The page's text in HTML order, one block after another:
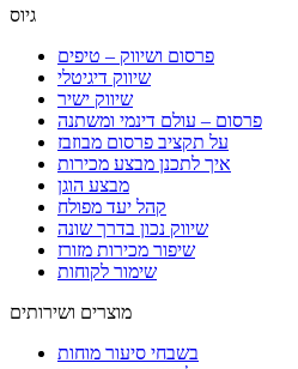
גיוס
פרסום ושיווק – טיפים
שיווק דיגיטלי
שיווק ישיר
פרסום – עולם דינמי ומשתנה
על תקציב פרסום מבוזבז
איך לתכנן מבצע מכירות
מבצע הוגן
קהל יעד מפולח
שיווק נכון בדרך שונה
שיפור מכירות מזורז
שימור לקוחות
מוצרים ושירותים
בשבחי סיעור מוחות